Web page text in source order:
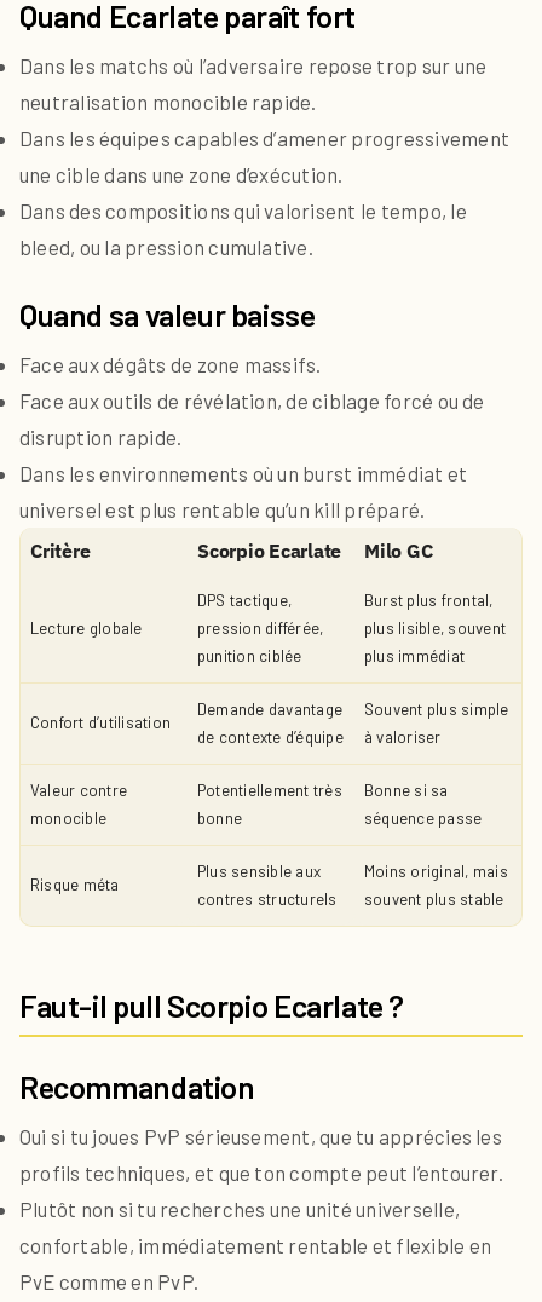
Quand Ecarlate paraît fort
Dans les matchs où l’adversaire repose trop sur une
neutralisation monocible rapide.
Dans les équipes capables d’amener progressivement
une cible dans une zone d’exécution.
Dans des compositions qui valorisent le tempo, le
bleed, ou la pression cumulative.
Quand sa valeur baisse
Face aux dégâts de zone massifs.
Face aux outils de révélation, de ciblage forcé ou de
disruption rapide.
Dans les environnements où un burst immédiat et
universel est plus rentable qu’un kill préparé.
Critère
Scorpio Ecarlate Milo GC
Lecture globale
DPS tactique,
pression différée,
punition ciblée
Burst plus frontal,
plus lisible, souvent
plus immédiat
Confort d’utilisation
Demande davantage
de contexte d’équipe
Souvent plus simple
à valoriser
Valeur contre
monocible
Potentiellement très
bonne
Bonne si sa
séquence passe
Risque méta
Plus sensible aux
contres structurels
Moins original, mais
souvent plus stable
Faut-il pull Scorpio Ecarlate ?
Recommandation
Oui si tu joues PvP sérieusement, que tu apprécies les
profils techniques, et que ton compte peut l’entourer.
Plutôt non si tu recherches une unité universelle,
confortable, immédiatement rentable et flexible en
PvE comme en PvP.